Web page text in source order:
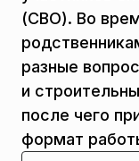
(СВО). Во
разные
и
после чего
формат